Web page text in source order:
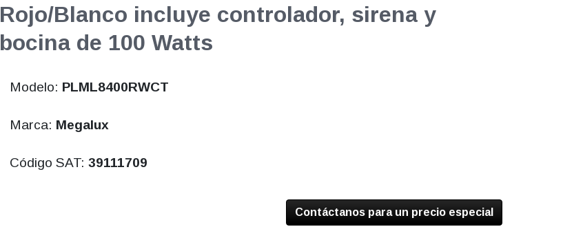
Rojo/Blanco incluye controlador, sirena y
bocina de 100 Watts
Modelo: PLML8400RWCT
Marca: Megalux
Código SAT: 39111709
Contáctanos para un precio especial